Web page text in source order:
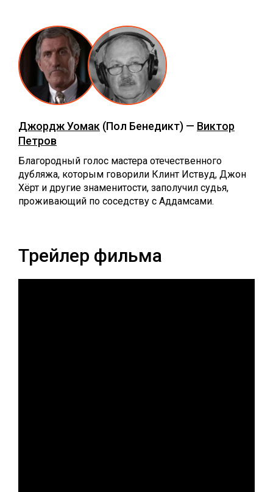
Джордж Уомак (Пол Бенедикт) — Виктор
Петров
Благородный голос мастера отечественного
дубляжа, которым говорили Клинт Иствуд, Джон
Хёрт и другие знаменитости, заполучил судья,
проживающий по соседству с Аддамсами.
Трейлер фильма